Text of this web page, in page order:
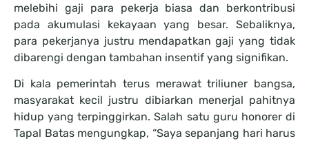
melebihi gaji para pekerja biasa dan berkontribusi
pada akumulasi kekayaan yang besar. Sebaliknya,
para pekerjanya justru mendapatkan gaji yang tidak
dibarengi dengan tambahan insentif yang signifikan.
Di kala pemerintah terus merawat triliuner bangsa,
masyarakat kecil justru dibiarkan menerjal pahitnya
hidup yang terpinggirkan. Salah satu guru honorer di
Tapal Batas mengungkap, “Saya sepanjang hari harus